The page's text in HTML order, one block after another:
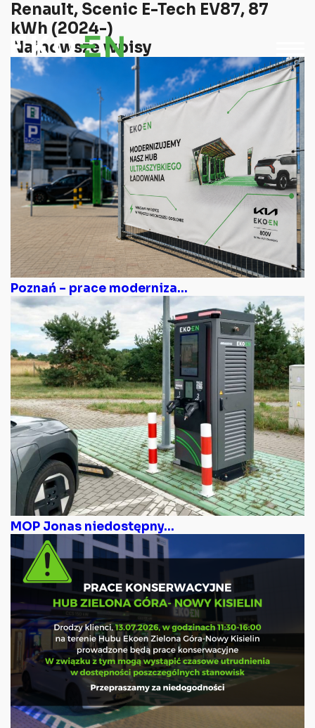
Renault, Scenic E-Tech EV87, 87
kWh (2024-)
Najnowsze wpisy
Poznań – prace moderniza...
MOP Jonas niedostępny...